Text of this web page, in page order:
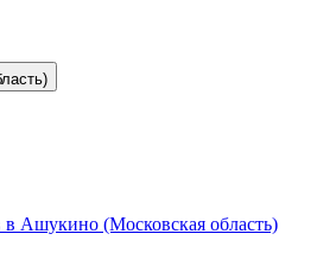
в Ашукино (Московская область)